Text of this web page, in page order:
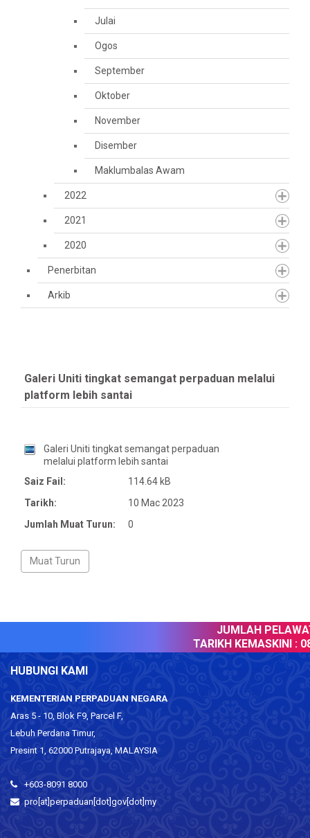
Julai
Ogos
September
Oktober
November
Disember
Maklumbalas Awam
2022
2021
2020
Penerbitan
Arkib
Galeri Uniti tingkat semangat perpaduan melalui
platform lebih santai
Galeri Uniti tingkat semangat perpaduan
melalui platform lebih santai
Saiz Fail:
114.64 kB
Tarikh:
10 Mac 2023
Jumlah Muat Turun:
0
JUMLAH
TARIKH KEMASKINI : 08
HUBUNGI KAMI
KEMENTERIAN PERPADUAN NEGARA
Aras 5 - 10, Blok F9, Parcel F,
Lebuh Perdana Timur,
Presint 1, 62000 Putrajaya, MALAYSIA
+603-8091 8000
pro[at]perpaduan[dot]gov[dot]my